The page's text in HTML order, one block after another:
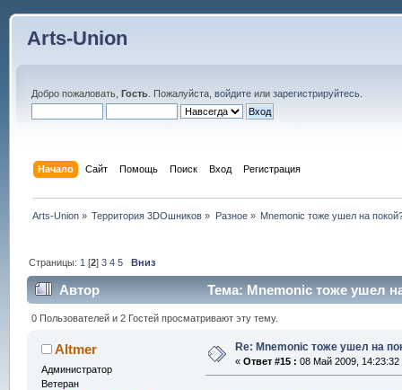
Arts-Union
Добро пожаловать, Гость. Пожалуйста, войдитеили зарегистрируйтесь.
Начало Сайт Помощь Поиск Вход Регистрация
Arts-Union » Территория 3DOшников » Разное» Mnemonic тоже ушел на
Страницы: 1 [2]3 4 5 Вниз
Автор Тема: Mnemonic тоже ушел
0 Пользователей и 2 Гостей просматривают эту тему.
Altmer
Администратор
Ветеран
Re: Mnemonic тоже ушел на
« Ответ #15 : 08 Май 2009, 14:23:32